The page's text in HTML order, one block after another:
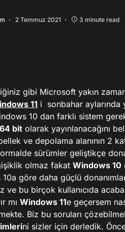
2 Temmuz 2021 3 minute read
gibi Microsoft yakın
11 i sonbahar aylarında
10 dan farklı sistem
bit olarak yayınlanacağını
ve depolama alanının 2
sürümler geliştikçe
olmaz fakat Windows 10
göre daha güçlü
ve bu birçok kullanıcıda
mı Windows 11e geçersem
Biz bu soruları
ni sizler için derledik.